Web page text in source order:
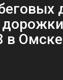
в Омске